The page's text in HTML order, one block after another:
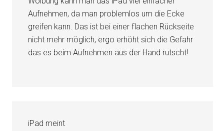
Aufnehmen, da man problemlos um die Ecke
greifen kann. Das ist bei einer flachen Rückseite
nicht mehr möglich, ergo erhöht sich die Gefahr
das es beim Aufnehmen aus der Hand rutscht!
iPad meint